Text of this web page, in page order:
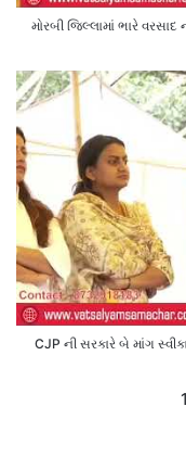
મોરબી જિલ્લામાં ભારે
CJP ની સરકારે બે માંગ
1